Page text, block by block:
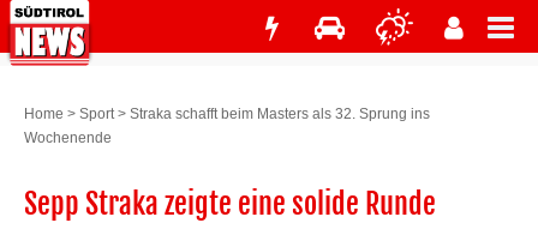
Home > Sport> Straka schafft beim Masters als 32. Sprung ins
Wochenende
Sepp Straka zeigte eine solide Runde